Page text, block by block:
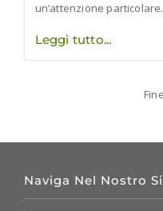
un’attenzione
Leggi tuttoL’Istituto
lancia
per
Naviga Nel Nostro